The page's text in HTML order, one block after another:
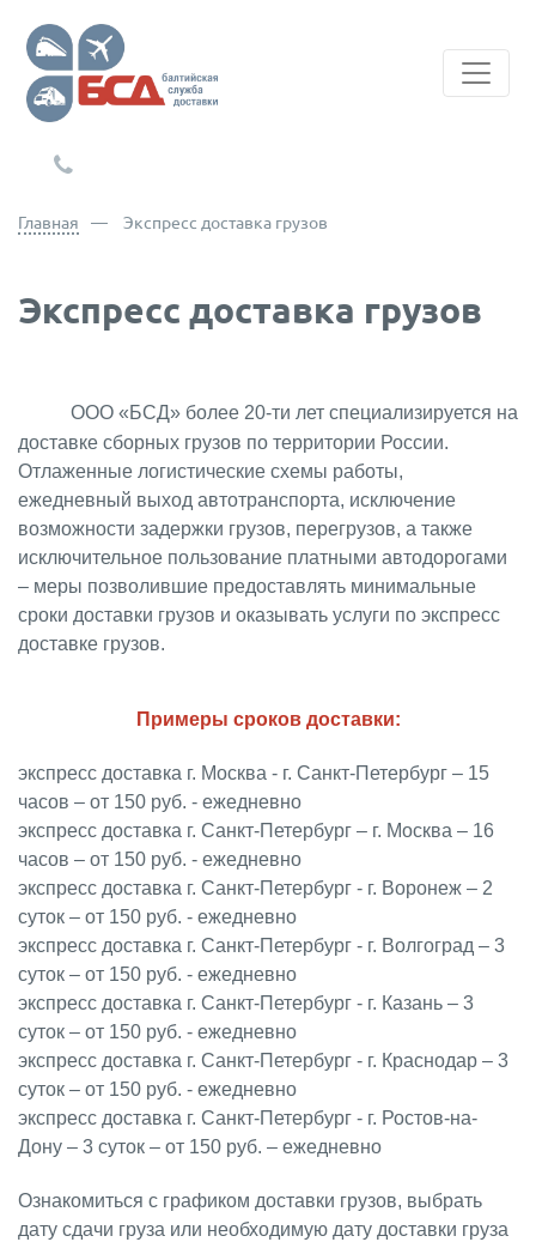
Главная Экспресс доставка грузов
Экспресс доставка грузов
ООО «БСД» более 20-ти лет специализируется на
доставке сборных грузов по территории России.
Отлаженные логистические схемы работы,
ежедневный выход автотранспорта, исключение
возможности задержки грузов, перегрузов, а также
исключительное пользование платными автодорогами
– меры позволившие предоставлять минимальные
сроки доставки грузов и оказывать услуги по экспресс
доставке грузов.
Примеры сроков доставки:
экспресс доставка г. Москва - г. Санкт-Петербург – 15
часов – от 150 руб. - ежедневно
экспресс доставка г. Санкт-Петербург – г. Москва – 16
часов – от 150 руб. - ежедневно
экспресс доставка г. Санкт-Петербург - г. Воронеж – 2
суток – от 150 руб. - ежедневно
экспресс доставка г. Санкт-Петербург - г. Волгоград – 3
суток – от 150 руб. - ежедневно
экспресс доставка г. Санкт-Петербург - г. Казань – 3
суток – от 150 руб. - ежедневно
экспресс доставка г. Санкт-Петербург - г. Краснодар – 3
суток – от 150 руб. - ежедневно
экспресс доставка г. Санкт-Петербург - г. Ростов-на-
Дону – 3 суток – от 150 руб. – ежедневно
Ознакомиться с графиком доставки грузов, выбрать
дату сдачи груза или необходимую дату доставки груза